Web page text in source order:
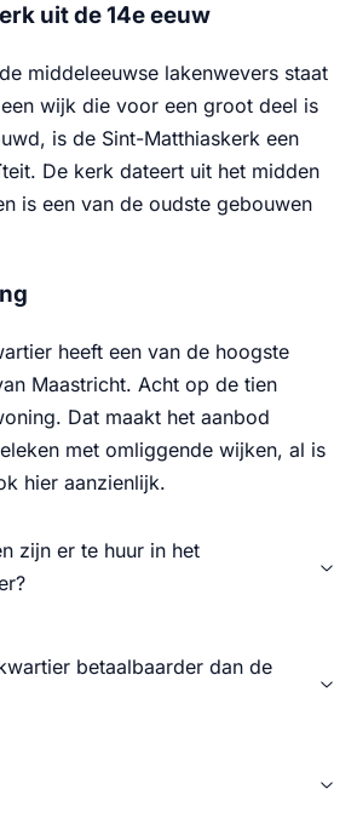
uit de 14e eeuw
middeleeuwse lakenwevers staat
wijk die voor een groot deel is
is de Sint-Matthiaskerk een
De kerk dateert uit het midden
is een van de oudste gebouwen
heeft een van de hoogste
Maastricht. Acht op de tien
Dat maakt het aanbod
met omliggende wijken, al is
hier aanzienlijk.
zijn er te huur in het
betaalbaarder dan de